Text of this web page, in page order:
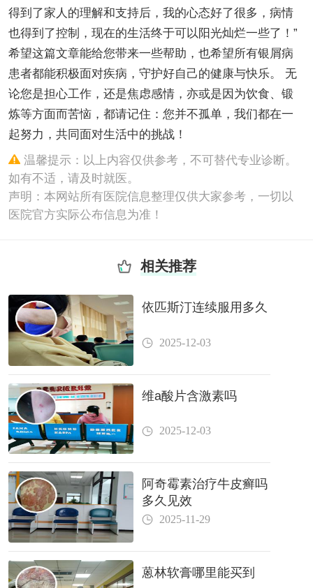
得到了家人的理解和支持后，我的心态好了很多，病情
也得到了控制，现在的生活终于可以阳光灿烂一些了！”
希望这篇文章能给您带来一些帮助，也希望所有银屑病
患者都能积极面对疾病，守护好自己的健康与快乐。 无
论您是担心工作，还是焦虑感情，亦或是因为饮食、锻
炼等方面而苦恼，都请记住：您并不孤单，我们都在一
起努力，共同面对生活中的挑战！
温馨提示：以上内容仅供参考，不可替代专业诊断。
如有不适，请及时就医。
声明：本网站所有医院信息整理仅供大家参考，一切以
医院官方实际公布信息为准！
相关推荐
依匹斯汀连续服用多久
2025-12-03
维a酸片含激素吗
2025-12-03
阿奇霉素治疗牛皮癣吗
多久见效
2025-11-29
蒽林软膏哪里能买到